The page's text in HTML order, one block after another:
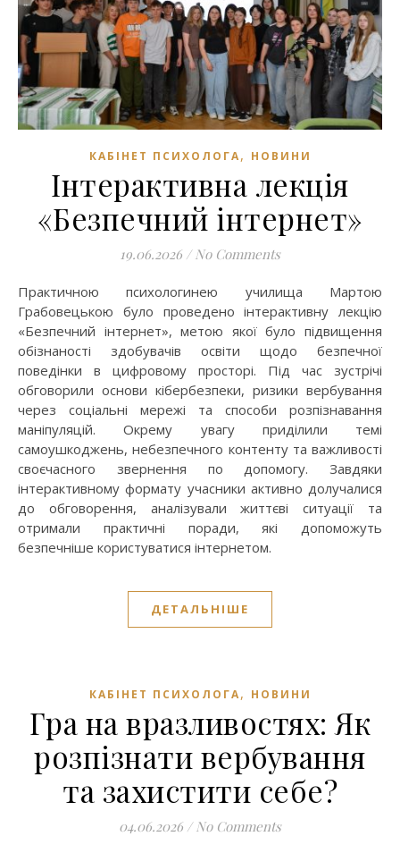
КАБІНЕТ ПСИХОЛОГА, НОВИНИ
Інтерактивна лекція
«Безпечний інтернет»
19.06.2026 / No Comments
Практичною психологинею училища Мартою
Грабовецькою було проведено інтерактивну лекцію
«Безпечний інтернет», метою якої було підвищення
обізнаності здобувачів освіти щодо безпечної
поведінки в цифровому просторі. Під час зустрічі
обговорили основи кібербезпеки, ризики вербування
через соціальні мережі та способи розпізнавання
маніпуляцій. Окрему увагу приділили темі
самоушкоджень, небезпечного контенту та важливості
своєчасного звернення по допомогу. Завдяки
інтерактивному формату учасники активно долучалися
до обговорення, аналізували життєві ситуації та
отримали практичні поради, які допоможуть
безпечніше користуватися інтернетом.
ДЕТАЛЬНІШЕ
КАБІНЕТ ПСИХОЛОГА, НОВИНИ
Гра на вразливостях: Як
розпізнати вербування
та захистити себе?
04.06.2026 / No Comments